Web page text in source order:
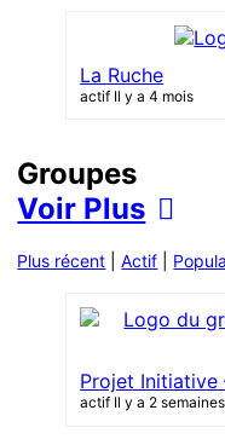
La Ruche
actif Il y a 4 mois
Groupes
Voir Plus
Plus récent Actif
Projet Initiative
actif Il y a 2 semaines